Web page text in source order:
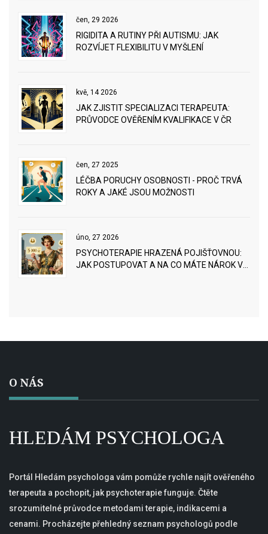
čen, 29 2026
RIGIDITA A RUTINY PŘI AUTISMU: JAK
ROZVÍJET FLEXIBILITU V MYŠLENÍ
kvě, 14 2026
JAK ZJISTIT SPECIALIZACI TERAPEUTA:
PRŮVODCE OVĚŘENÍM KVALIFIKACE V ČR
čen, 27 2025
LÉČBA PORUCHY OSOBNOSTI - PROČ TRVÁ
ROKY A JAKÉ JSOU MOŽNOSTI
úno, 27 2026
PSYCHOTERAPIE HRAZENÁ POJIŠŤOVNOU:
JAK POSTUPOVAT A NA CO MÁTE NÁROK V
O NÁS
HLEDÁM PSYCHOLOGA
Portál Hledám psychologa vám pomůže rychle najít ověřeného
terapeuta a pochopit, jak psychoterapie funguje. Čtěte
srozumitelné průvodce metodami terapie, indikacemi a
cenami. Procházejte přehledný seznam psychologů podle